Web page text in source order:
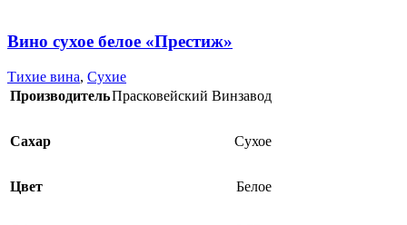
Вино сухое белое «Престиж»
Тихие вина, Сухие
ПроизводительПрасковейский Винзавод
Сахар Сухое
Цвет Белое